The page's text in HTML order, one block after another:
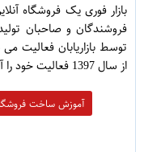
بازار فوری یک فروشگاه
فروشندگان و صاحبان
توسط بازاریابان فعالیت
از سال 1397 فعالیت خود را آغاز نموده است.
آموزش ساخت